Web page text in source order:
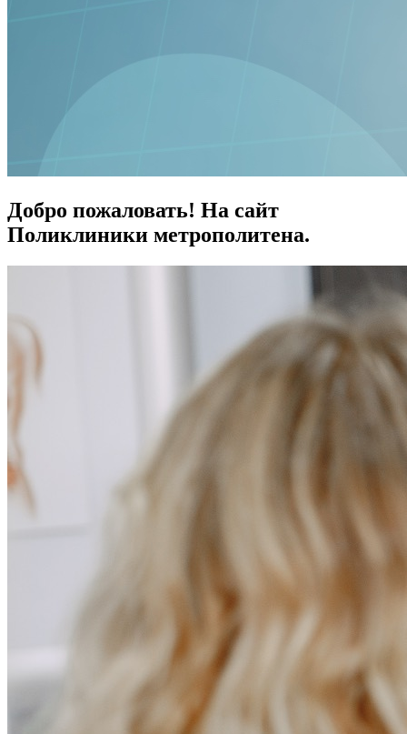
Добро пожаловать! На сайт
Поликлиники метрополитена.